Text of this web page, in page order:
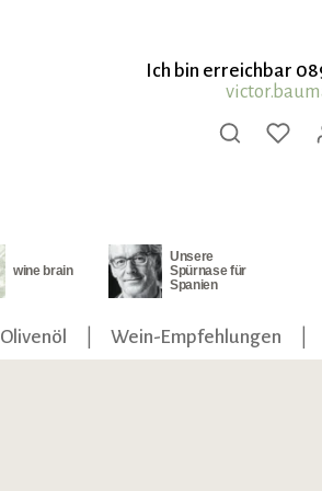
Ich bin erreichbar
wine brain
Unsere
Spürnase für
Spanien
Olivenöl Wein-Empfehlungen